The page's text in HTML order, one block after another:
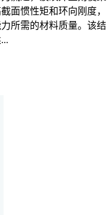
面惯性矩和环向刚度，
所需的材料质量。该结